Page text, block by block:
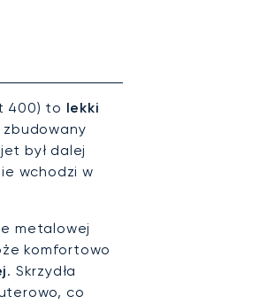
400) to lekki
był dalej
wchodzi w
metalowej
komfortowo
. Skrzydła
co